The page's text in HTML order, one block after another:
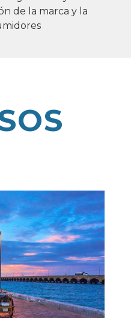
de la marca y la